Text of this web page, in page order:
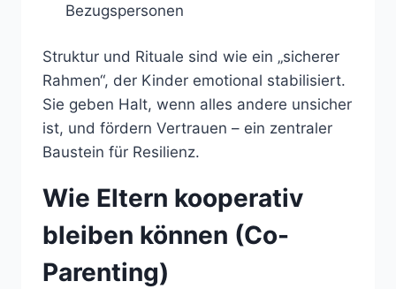
Bezugspersonen
Struktur und Rituale sind wie ein „sicherer
Rahmen“, der Kinder emotional stabilisiert.
Sie geben Halt, wenn alles andere unsicher
ist, und fördern Vertrauen – ein zentraler
Baustein für Resilienz.
Wie Eltern kooperativ
bleiben können (Co-
Parenting)